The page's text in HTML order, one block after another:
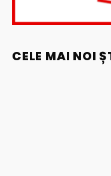
CELE MAI NOI